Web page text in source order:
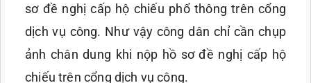
sơ đề nghị cấp hộ chiếu phổ thông trên cổng
dịch vụ công. Như vậy công dân chỉ cần chụp
ảnh chân dung khi nộp hồ sơ đề nghị cấp hộ
chiếu trên cổng dịch vụ công.